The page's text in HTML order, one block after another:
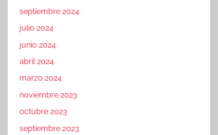
septiembre 2024
julio 2024
junio 2024
abril 2024
marzo 2024
noviembre 2023
octubre 2023
septiembre 2023